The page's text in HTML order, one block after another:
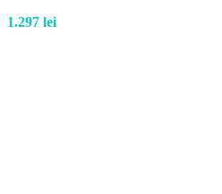
1.297 lei